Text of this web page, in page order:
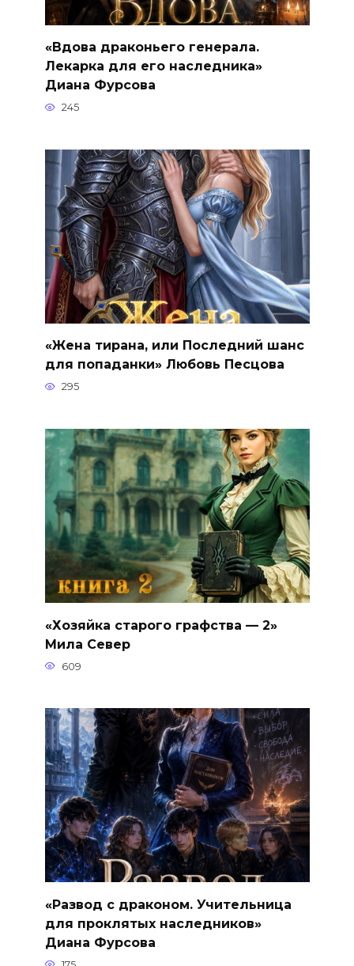
«Вдова драконьего генерала.
Лекарка для его наследника»
Диана Фурсова
245
«Жена тирана, или Последний шанс
для попаданки» Любовь Песцова
295
«Хозяйка старого графства — 2»
Мила Север
609
«Развод с драконом. Учительница
для проклятых наследников»
Диана Фурсова